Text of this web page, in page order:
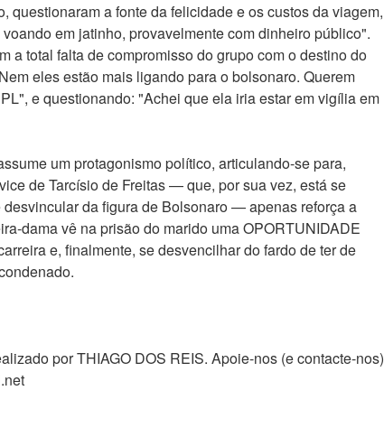
questionaram a fonte da felicidade e os custos da viagem,
em jatinho, provavelmente com dinheiro público".
a total falta de compromisso do grupo com o destino do
eles estão mais ligando para o bolsonaro. Querem
e questionando: "Achei que ela iria estar em vigília em
um protagonismo político, articulando-se para,
de Tarcísio de Freitas — que, por sua vez, está se
da figura de Bolsonaro — apenas reforça a
dama vê na prisão do marido uma OPORTUNIDADE
e, finalmente, se desvencilhar do fardo de ter de
por THIAGO DOS REIS. Apoie-nos (e contacte-nos)